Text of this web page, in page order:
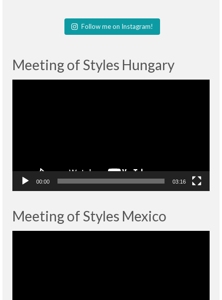
Follow me on Instagram!
Meeting of Styles Hungary
00:00 03:16
Meeting of Styles Mexico